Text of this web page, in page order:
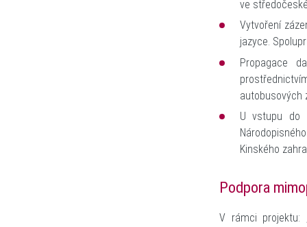
ve
Vytvoření
jazyce.
Propagace
autobusových
U vstupu do
Kinského
Podpora
V rámci projektu: